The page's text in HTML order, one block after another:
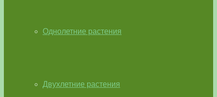
Однолетние растения
Двухлетние растения